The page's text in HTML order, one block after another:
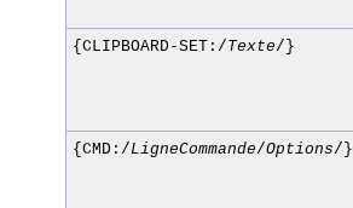
{CLIPBOARD-SET:/Texte/}
{CMD:/LigneCommande/Options/}